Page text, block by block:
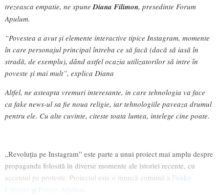
trezeasca empatie, ne spune Diana Filimon, presedinte Forum
Apulum.
“Povestea a avut și elemente interactive tipice Instagram, momente
în care personajul principal întreba ce să facă (dacă să iasă în
stradă, de exemplu), dând astfel ocazia utilizatorilor să intre în
poveste și mai mult”, explica Diana
Altfel, ne asteapta vremuri interesante, in care tehnologia va face
ca fake news-ul sa fie noua religie, iar tehnologiile paveaza drumul
pentru ele. Cu alte cuvinte, citeste toata lumea, intelege cine poate.
„Revoluția pe Instagram” este parte a unui proiect mai amplu despre
propaganda folosită în diverse momente ale istoriei recente, cu
accentul pe proteste. Proiectul este o muncă comună a Funky
Forum Apulum